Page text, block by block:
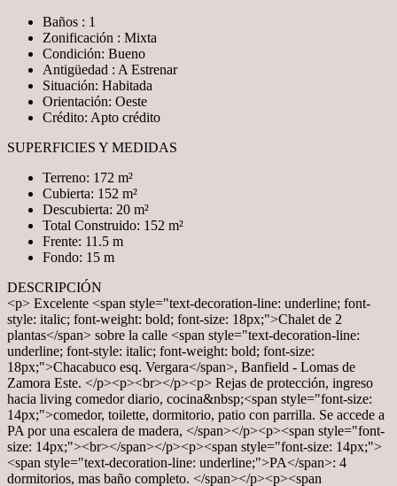
Baños : 1
Zonificación : Mixta
Condición: Bueno
Antigüedad : A Estrenar
Situación: Habitada
Orientación: Oeste
Crédito: Apto crédito
SUPERFICIES Y MEDIDAS
Terreno: 172 m²
Cubierta: 152 m²
Descubierta: 20 m²
Total Construido: 152 m²
Frente: 11.5 m
Fondo: 15 m
DESCRIPCIÓN
<p> Excelente <span style="text-decoration-line: underline; font-
style: italic; font-weight: bold; font-size: 18px;">Chalet de 2
plantas</span> sobre la calle <span style="text-decoration-line:
underline; font-style: italic; font-weight: bold; font-size:
18px;">Chacabuco esq. Vergara</span>, Banfield - Lomas de
Zamora Este. </p><p><br></p><p> Rejas de protección, ingreso
hacia living comedor diario, cocina&nbsp;<span style="font-size:
14px;">comedor, toilette, dormitorio, patio con parrilla. Se accede a
PA por una escalera de madera, </span></p><p><span style="font-
size: 14px;"><br></span></p><p><span style="font-size: 14px;">
<span style="text-decoration-line: underline;">PA</span>: 4
dormitorios, mas baño completo. </span></p><p><span